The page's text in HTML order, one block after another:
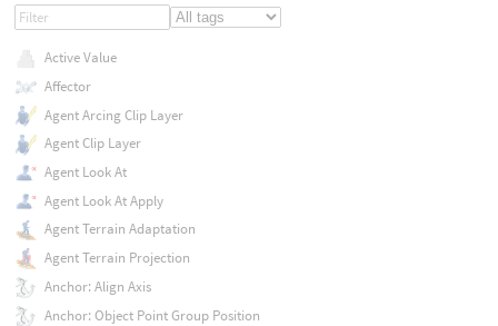
Active Value
Affector
Agent Arcing Clip Layer
Agent Clip Layer
Agent Look At
Agent Look At Apply
Agent Terrain Adaptation
Agent Terrain Projection
Anchor: Align Axis
Anchor: Object Point Group Position